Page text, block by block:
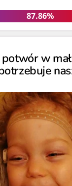
87.86%
87.86%
w